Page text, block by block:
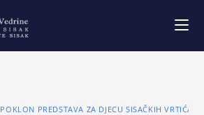
POKLON PREDSTAVA ZA DJECU SISAČKIH VRTIĆA